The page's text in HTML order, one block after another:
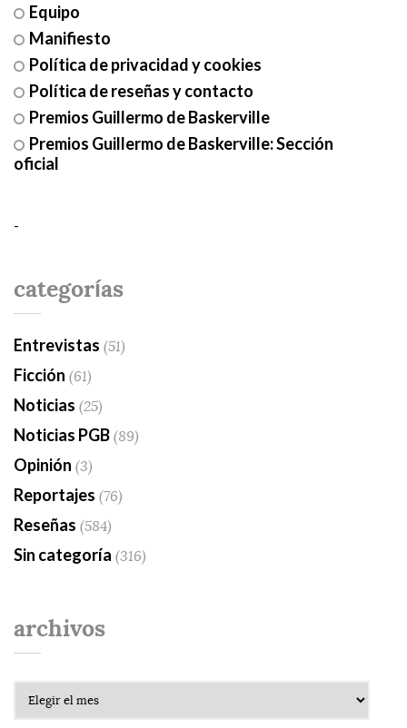
Equipo
Manifiesto
Política de privacidad y cookies
Política de reseñas y contacto
Premios Guillermo de Baskerville
Premios Guillermo de Baskerville: Sección
oficial
-
categorías
Entrevistas (51)
Ficción (61)
Noticias (25)
Noticias PGB(89)
Opinión (3)
Reportajes (76)
Reseñas (584)
Sin categoría (316)
archivos